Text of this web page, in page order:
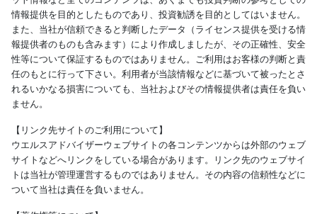
情報提供を目的としたものであり、投資勧誘を目的としてはいません。
また、当社が信頼できると判断したデータ（ライセンス提供を受ける情
報提供者のものも含みます）により作成しましたが、その正確性、安全
性等について保証するものではありません。ご利用はお客様の判断と責
任のもとに行って下さい。利用者が当該情報などに基づいて被ったとさ
れるいかなる損害についても、当社およびその情報提供者は責任を負い
ません。
【リンク先サイトのご利用について】
ウエルスアドバイザーウェブサイトの各コンテンツからは外部のウェブ
サイトなどへリンクをしている場合があります。リンク先のウェブサイ
トは当社が管理運営するものではありません。その内容の信頼性などに
ついて当社は責任を負いません。